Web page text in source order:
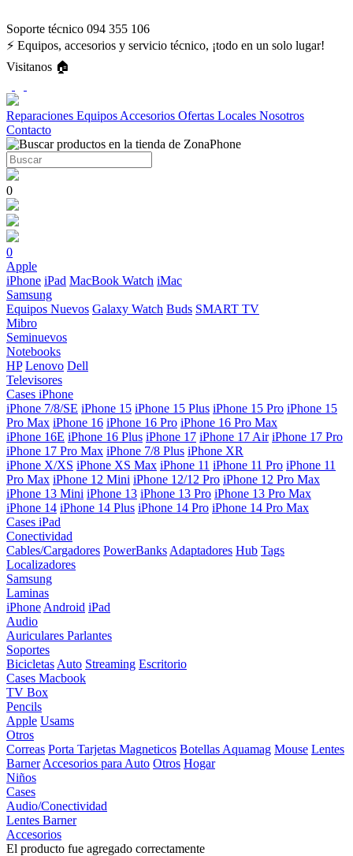
Soporte técnico 094 355 106
⚡ Equipos, accesorios y servicio técnico, ¡todo en un solo lugar!
Visitanos 🏠
Reparaciones Equipos Accesorios Ofertas Locales Nosotros
Contacto
0
0
Apple
iPhone iPad MacBook Watch iMac
Samsung
Equipos Nuevos Galaxy Watch Buds SMART TV
Mibro
Seminuevos
Notebooks
HP Lenovo Dell
Televisores
Cases iPhone
iPhone 7/8/SE iPhone 15 iPhone 15 Plus iPhone 15 Pro iPhone 15
Pro Max iPhone 16 iPhone 16 Pro iPhone 16 Pro Max
iPhone 16E iPhone 16 Plus iPhone 17 iPhone 17 Air iPhone 17 Pro
iPhone 17 Pro Max iPhone 7/8 Plus iPhone XR
iPhone X/XS iPhone XS Max iPhone 11 iPhone 11 Pro iPhone 11
Pro Max iPhone 12 Mini iPhone 12/12 Pro iPhone 12 Pro Max
iPhone 13 Mini iPhone 13 iPhone 13 Pro iPhone 13 Pro Max
iPhone 14 iPhone 14 Plus iPhone 14 Pro iPhone 14 Pro Max
Cases iPad
Conectividad
Cables/Cargadores PowerBanks Adaptadores Hub Tags
Localizadores
Samsung
Laminas
iPhone Android iPad
Audio
Auriculares Parlantes
Soportes
Bicicletas Auto Streaming Escritorio
Cases Macbook
TV Box
Pencils
Apple Usams
Otros
Correas Porta Tarjetas Magneticos Botellas Aquamag Mouse Lentes
Barner Accesorios para Auto Otros Hogar
Niños
Cases
Audio/Conectividad
Lentes Barner
Accesorios
El producto fue agregado correctamente